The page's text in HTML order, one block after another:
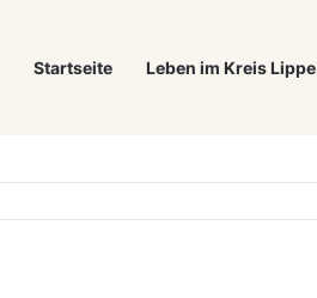
Startseite Leben im Kreis Lippe